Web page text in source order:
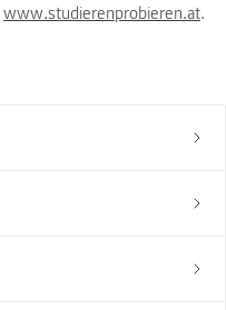
www.studierenprobieren.at.